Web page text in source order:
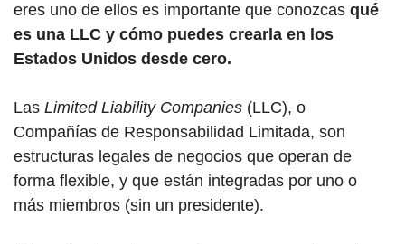
eres uno de ellos es importante que conozcas qué
es una LLC y cómo puedes crearla en los
Estados Unidos desde cero.
Las Limited Liability Companies (LLC), o
Compañías de Responsabilidad Limitada, son
estructuras legales de negocios que operan de
forma flexible, y que están integradas por uno o
más miembros (sin un presidente).